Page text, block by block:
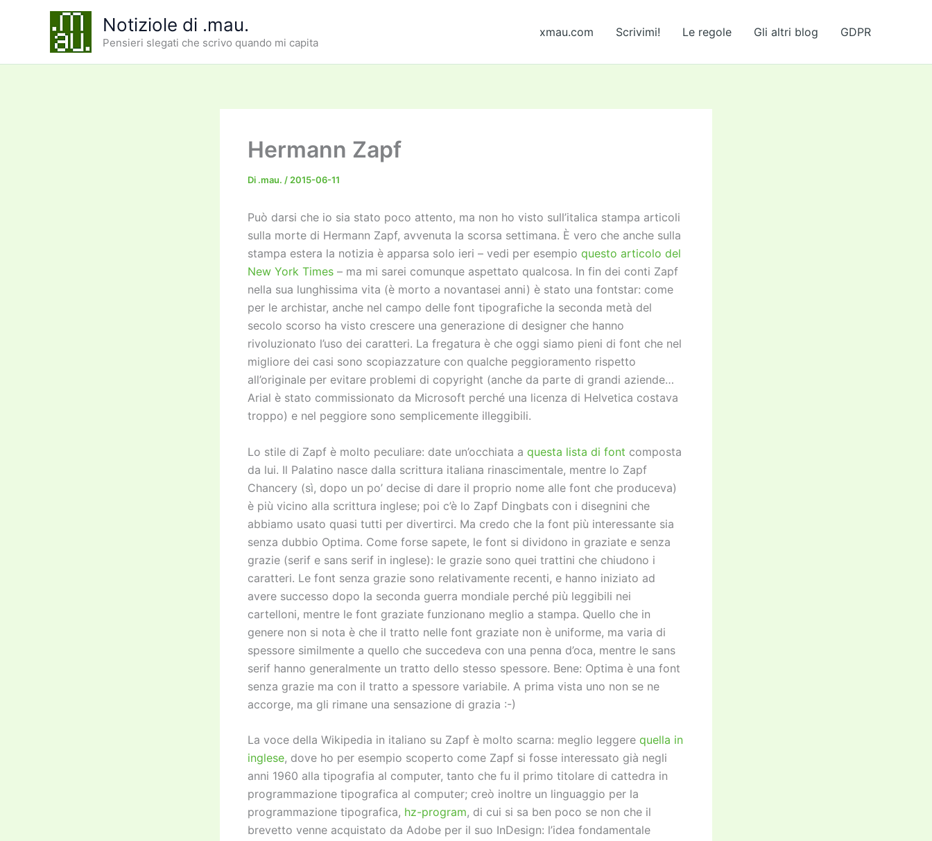
Notiziole di .mau.
Pensieri slegati che scrivo quando mi capita
xmau.com Scrivimi! Le regole Gli altri blog GDPR
Hermann Zapf
Di .mau. / 2015-06-11
Può darsi che io sia stato poco attento, ma non ho visto sull’italica stampa articoli
sulla morte di Hermann Zapf, avvenuta la scorsa settimana. È vero che anche sulla
stampa estera la notizia è apparsa solo ieri – vedi per esempio questo articolo del
New York Times – ma mi sarei comunque aspettato qualcosa. In fin dei conti Zapf
nella sua lunghissima vita (è morto a novantasei anni) è stato una fontstar: come
per le archistar, anche nel campo delle font tipografiche la seconda metà del
secolo scorso ha visto crescere una generazione di designer che hanno
rivoluzionato l’uso dei caratteri. La fregatura è che oggi siamo pieni di font che nel
migliore dei casi sono scopiazzature con qualche peggioramento rispetto
all’originale per evitare problemi di copyright (anche da parte di grandi aziende…
Arial è stato commissionato da Microsoft perché una licenza di Helvetica costava
troppo) e nel peggiore sono semplicemente illeggibili.
Lo stile di Zapf è molto peculiare: date un’occhiata a questa lista di font composta
da lui. Il Palatino nasce dalla scrittura italiana rinascimentale, mentre lo Zapf
Chancery (sì, dopo un po’ decise di dare il proprio nome alle font che produceva)
è più vicino alla scrittura inglese; poi c’è lo Zapf Dingbats con i disegnini che
abbiamo usato quasi tutti per divertirci. Ma credo che la font più interessante sia
senza dubbio Optima. Come forse sapete, le font si dividono in graziate e senza
grazie (serif e sans serif in inglese): le grazie sono quei trattini che chiudono i
caratteri. Le font senza grazie sono relativamente recenti, e hanno iniziato ad
avere successo dopo la seconda guerra mondiale perché più leggibili nei
cartelloni, mentre le font graziate funzionano meglio a stampa. Quello che in
genere non si nota è che il tratto nelle font graziate non è uniforme, ma varia di
spessore similmente a quello che succedeva con una penna d’oca, mentre le sans
serif hanno generalmente un tratto dello stesso spessore. Bene: Optima è una font
senza grazie ma con il tratto a spessore variabile. A prima vista uno non se ne
accorge, ma gli rimane una sensazione di grazia :-)
La voce della Wikipedia in italiano su Zapf è molto scarna: meglio leggere quella in
inglese, dove ho per esempio scoperto come Zapf si fosse interessato già negli
anni 1960 alla tipografia al computer, tanto che fu il primo titolare di cattedra in
programmazione tipografica al computer; creò inoltre un linguaggio per la
programmazione tipografica, hz-program, di cui si sa ben poco se non che il
brevetto venne acquistato da Adobe per il suo InDesign: l’idea fondamentale